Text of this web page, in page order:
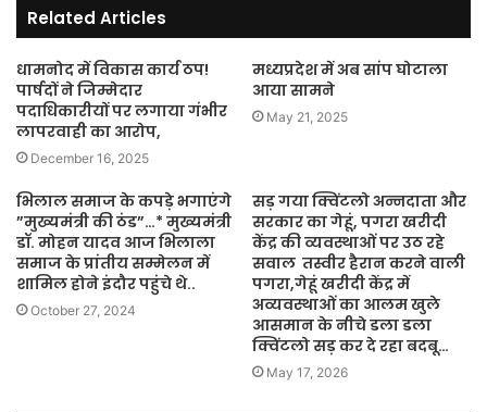
Related Articles
धामनोद में विकास कार्य ठप!
पार्षदों ने जिम्मेदार
पदाधिकारीयों पर लगाया गंभीर
लापरवाही का आरोप,
December 16, 2025
मध्यप्रदेश में अब सांप घोटाला
आया सामने
May 21, 2025
भिलाल समाज के कपड़े भगाएंगे
”मुख्यमंत्री की ठंड”…* मुख्यमंत्री
डॉ. मोहन यादव आज भिलाला
समाज के प्रांतीय सम्मेलन में
शामिल होने इंदौर पहुंचे थे..
October 27, 2024
सड़ गया क्विंटलो अन्नदाता और
सरकार का गेहूं, पगरा खरीदी
केंद्र की व्यवस्थाओं पर उठ रहे
सवाल तस्वीर हैरान करने वाली
पगरा,गेहूं खरीदी केंद्र में
अव्यवस्थाओं का आलम खुले
आसमान के नीचे डला डला
क्विंटलो सड़ कर दे रहा बदबू…
May 17, 2026